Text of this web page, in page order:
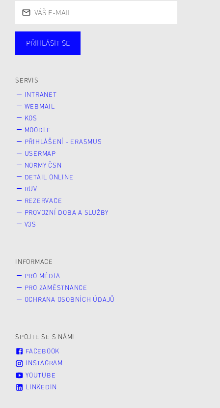
PŘIHLÁSIT SE
SERVIS
INTRANET
WEBMAIL
KOS
MOODLE
PŘIHLÁŠENÍ - ERASMUS
USERMAP
NORMY ČSN
DETAIL ONLINE
RUV
REZERVACE
PROVOZNÍ DOBA A SLUŽBY
V3S
INFORMACE
PRO MÉDIA
PRO ZAMĚSTNANCE
OCHRANA OSOBNÍCH ÚDAJŮ
SPOJTE SE S NÁMI
FACEBOOK
INSTAGRAM
YOUTUBE
LINKEDIN